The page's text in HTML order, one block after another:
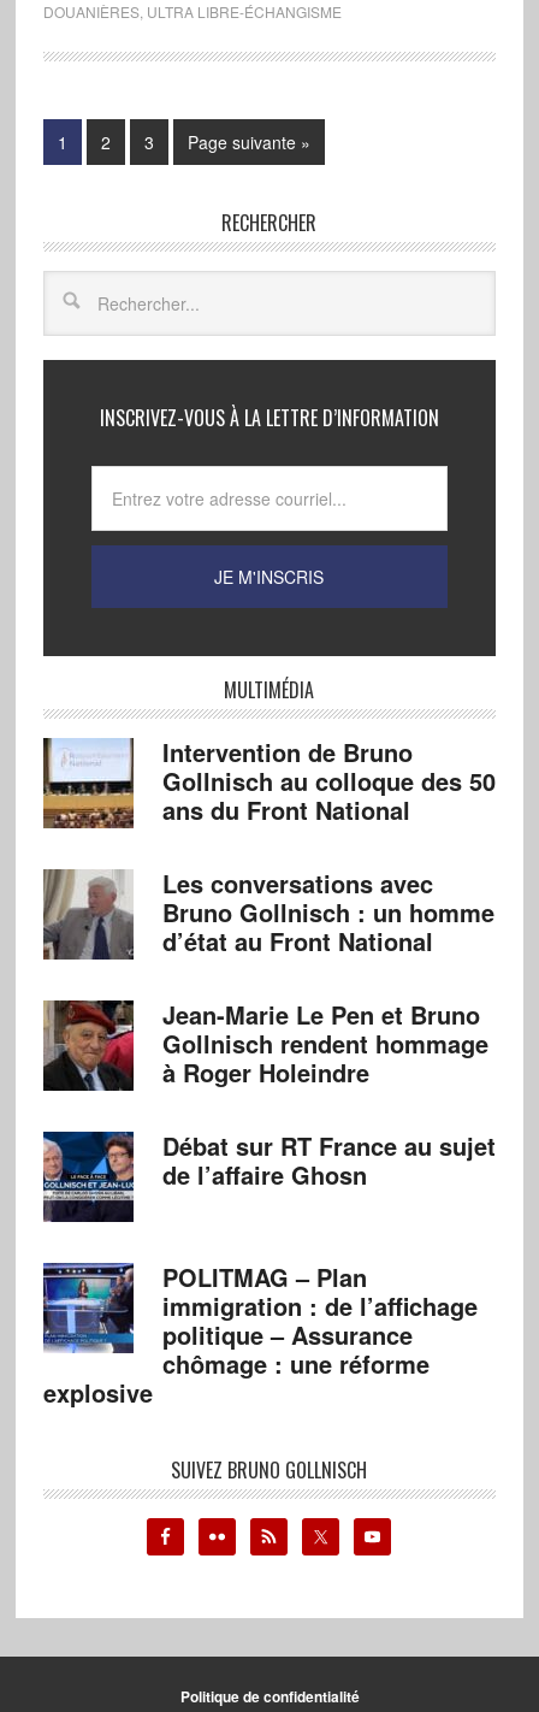
DOUANIÈRES, ULTRA LIBRE-ÉCHANGISME
1 2 3 Page suivante »
RECHERCHER
INSCRIVEZ-VOUS À LA LETTRE D’INFORMATION
MULTIMÉDIA
Intervention de Bruno
Gollnisch au colloque des 50
ans du Front National
Les conversations avec
Bruno Gollnisch : un homme
d’état au Front National
Jean-Marie Le Pen et Bruno
Gollnisch rendent hommage
à Roger Holeindre
Débat sur RT France au sujet
de l’affaire Ghosn
POLITMAG – Plan
immigration : de l’affichage
politique – Assurance
chômage : une réforme
explosive
SUIVEZ BRUNO GOLLNISCH
Politique de confidentialité